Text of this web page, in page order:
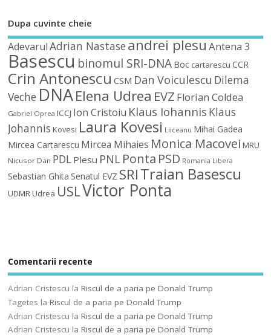
Dupa cuvinte cheie
Adevarul Adrian Nastaseandrei plesuAntena 3
Basescu binomul SRI-DNA Boc cartarescu CCR
Crin Antonescu CSM Dan Voiculescu Dilema
Veche DNAElena Udrea EVZ Florian Coldea
Gabriel Oprea ICCJ Ion Cristoiu Klaus Iohannis Klaus
Johannis Kovesi Laura Kovesi Liiceanu Mihai Gadea
Mircea Cartarescu Mircea Mihaies Monica Macovei MRU
Nicusor Dan PDL Plesu PNL Ponta PSD Romania Libera
Sebastian Ghita Senatul EVZ SRITraian Basescu
UDMRUdrea USLVictor Ponta
Comentarii recente
Adrian Cristescu laRiscul de a paria pe Donald Trump
Tagetes laRiscul de a paria pe Donald Trump
Adrian Cristescu laRiscul de a paria pe Donald Trump
Adrian Cristescu laRiscul de a paria pe Donald Trump